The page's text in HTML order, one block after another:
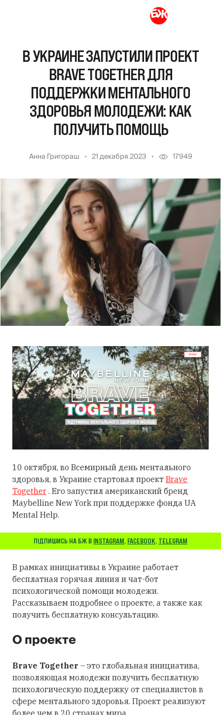
В УКРАИНЕ ЗАПУСТИЛИ ПРОЕКТ
BRAVE TOGETHER ДЛЯ
ПОДДЕРЖКИ МЕНТАЛЬНОГО
ЗДОРОВЬЯ МОЛОДЕЖИ: КАК
ПОЛУЧИТЬ ПОМОЩЬ
Анна Григораш 21 декабря 2023 17949
10 октября, во Всемирный день ментального
здоровья, в Украине стартовал проект Brave
Together . Его запустил американский бренд
Maybelline New York при поддержке фонда UA
Mental Help.
ПІДПИШИСЬ НА БЖ В INSTAGRAM, FACEBOOK, TELEGRAM
В рамках инициативы в Украине работает
бесплатная горячая линия и чат-бот
психологической помощи молодежи.
Рассказываем подробнее о проекте, а также как
получить бесплатную консультацию.
О проекте
Brave Together – это глобальная инициатива,
позволяющая молодежи получить бесплатную
психологическую поддержку от специалистов в
сфере ментального здоровья. Проект реализуют
более чем в 20 странах мира.